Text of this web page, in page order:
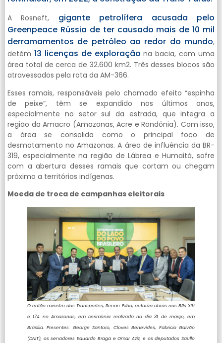
A Rosneft, gigante petrolífera acusada pelo
Greenpeace Rússia de ter causado mais de 10 mil
derramamentos de petróleo ao redor do mundo,
detém 13 licenças de exploraçãona bacia, com uma
área total de cerca de 32.600 km2. Três desses blocos são
atravessados pela rota da AM-366.
Esses ramais, responsáveis pelo chamado efeito “espinha
de peixe”, têm se expandido nos últimos anos,
especialmente no setor sul da estrada, que integra a
região da Amacro (Amazonas, Acre e Rondônia). Com isso,
a área se consolida como o principal foco de
desmatamento no Amazonas. A área de influência da BR-
319, especialmente na região de Lábrea e Humaitá, sofre
com a abertura desses ramais que cortam ou chegam
próximo a territórios indígenas.
Moeda de troca de campanhas eleitorais
O então ministro dos Transportes, Renan Filho, autoriza obras nas BRs 319
e 174 no Amazonas, em cerimônia realizada no dia 31 de março, em
Brasília. Presentes: George Santoro, Cloves Benevides, Fabricio Galvão
(DNIT), os senadores Eduardo Braga e Omar Aziz, e os deputados Saullo